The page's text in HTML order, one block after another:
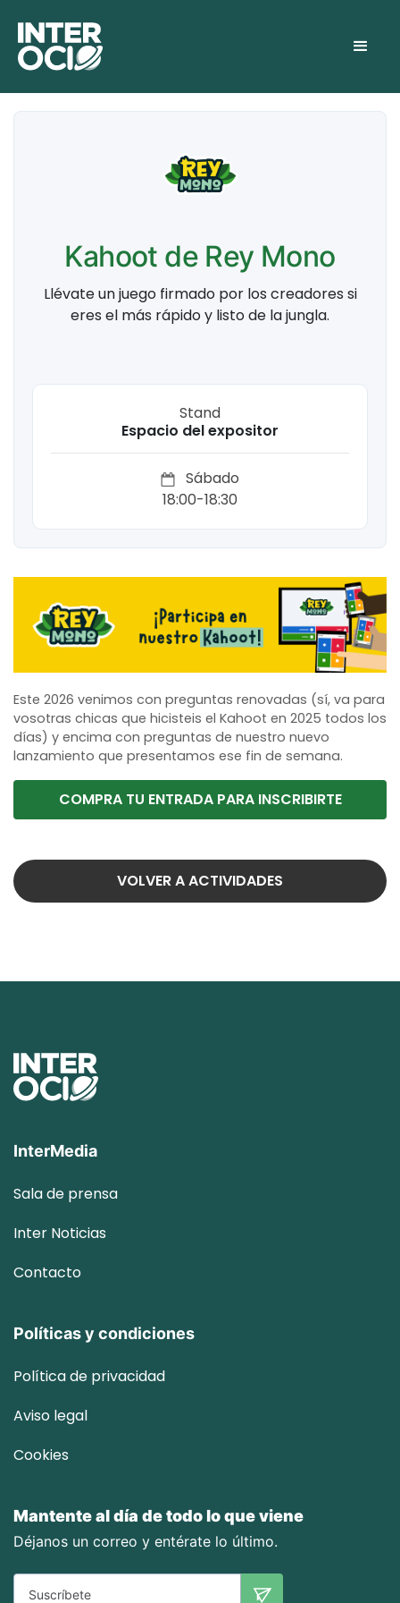
Kahoot de Rey Mono
Llévate un juego firmado por los creadores si
eres el más rápido y listo de la jungla.
Stand
Espacio del expositor
Sábado
18:00-18:30
Este 2026 venimos con preguntas renovadas (sí, va para
vosotras chicas que hicisteis el Kahoot en 2025 todos los
días) y encima con preguntas de nuestro nuevo
lanzamiento que presentamos ese fin de semana.​​
COMPRA TU ENTRADA PARA INSCRIBIRTE
VOLVER A ACTIVIDADES
InterMedia
Sala de prensa
Inter Noticias
Contacto
Políticas y condiciones
Política de privacidad
Aviso legal
Cookies
Mantente al día de todo lo que viene
Déjanos un correo y entérate lo último.